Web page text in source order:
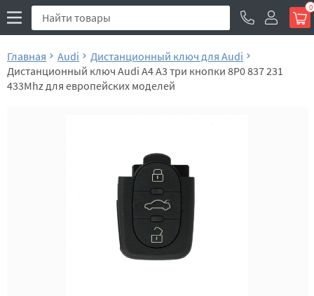
0
Главная Audi
Дистанционный ключ для Audi
Дистанционный ключ Audi A4 A3 три кнопки 8P0 837 231
433Mhz для европейских моделей